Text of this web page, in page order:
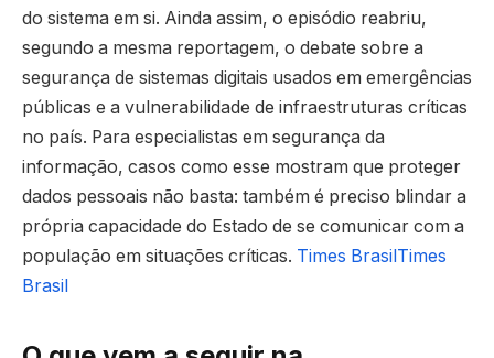
do sistema em si. Ainda assim, o episódio reabriu,
segundo a mesma reportagem, o debate sobre a
segurança de sistemas digitais usados em emergências
públicas e a vulnerabilidade de infraestruturas críticas
no país. Para especialistas em segurança da
informação, casos como esse mostram que proteger
dados pessoais não basta: também é preciso blindar a
própria capacidade do Estado de se comunicar com a
população em situações críticas. Times BrasilTimes
Brasil